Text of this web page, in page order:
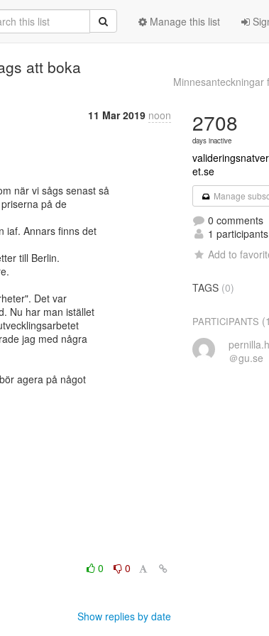
Manage this list
att boka
Minnesanteckningar
11 Mar 2019 noon
när vi sågs senast så
på de
iaf. Annars finns det
till Berlin.
Det var
Nu har man istället
jag med några
agera på något
0
0
Show replies by date
2708
days inactive
et.se
Manage
0 comments
1 participants
Add to
TAGS (0)
PARTICIPANTS
＠gu.se